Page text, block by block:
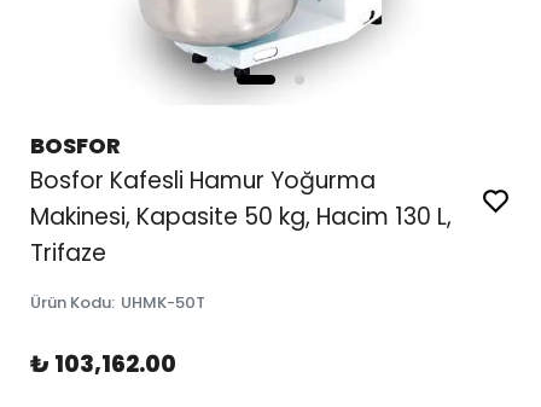
BOSFOR
Bosfor Kafesli Hamur Yoğurma
Makinesi, Kapasite 50 kg, Hacim 130 L,
Trifaze
Ürün Kodu: UHMK-50T
₺ 103,162.00